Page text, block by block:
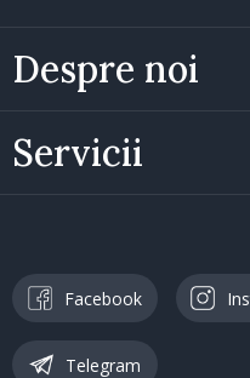
Despre noi
Servicii
Facebook
Telegram